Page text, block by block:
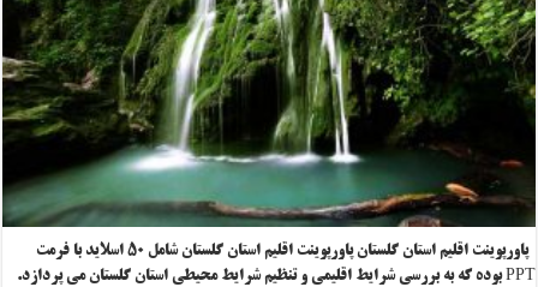
پاورپوینت اقلیم استان گلستان پاورپوینت اقلیم استان گلستان شامل ۵۰ اسلاید با فرمت
PPT بوده که به بررسی شرایط اقلیمی و تنظیم شرایط محیطی استان گلستان می پردازد.